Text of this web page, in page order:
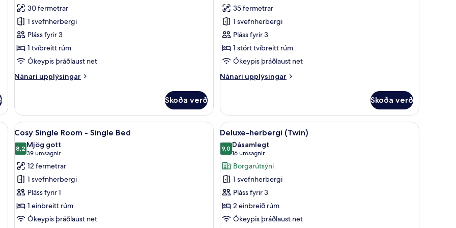
fyrir
Deluxe-
herbergi
með
tvíbreiðu
rúmi
umsagnir)
30 fermetrar
1 svefnherbergi
Pláss fyrir 3
1 tvíbreitt rúm
Ókeypis þráðlaust net
Nánari upplýsingar
Nánari
herbergi
með
tvíbreiðu
rúmi
Skoða verð
fyrir
Lúxusherbergi
með
tvíbreiðu
rúmi
umsagnir)
35 fermetrar
1 svefnherbergi
Pláss fyrir 3
1 stórt tvíbreitt rúm
Ókeypis þráðlaust net
Nánari upplýsingar
Nánari
með
tvíbreiðu
rúmi
Skoða verð
sængurfatnaður, rúm með memory foam dýnum
Skoða
allar
myndir
fyrir
Cosy
Single
Room
-
Single
Cosy Single Room - Single Bed | Ofnæmisprófaður sængurfatnaður, rúm með memory foam dýnum
9
Cosy Single Room - Single Bed
8,28,2 af 10
Mjög gott
39 umsagnir
(39
umsagnir)
12 fermetrar
1 svefnherbergi
Pláss fyrir 1
1 einbreitt rúm
Ókeypis þráðlaust net
Skoða
allar
myndir
fyrir
Deluxe-
herbergi
(Twin)
Deluxe-herbergi (Twin) | Ofnæmisprófaður
14
Deluxe-herbergi (Twin)
9,09,0 af 10
Dásamlegt
16 umsagnir
(16
umsagnir)
Borgarútsýni
1 svefnherbergi
Pláss fyrir 3
2 einbreið rúm
Ókeypis þráðlaust net